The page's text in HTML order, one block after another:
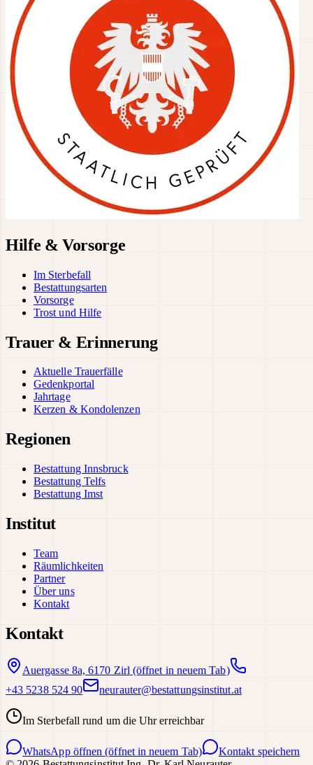
Hilfe & Vorsorge
Im Sterbefall
Bestattungsarten
Vorsorge
Trost und Hilfe
Trauer & Erinnerung
Aktuelle Trauerfälle
Gedenkportal
Jahrtage
Kerzen & Kondolenzen
Regionen
Bestattung Innsbruck
Bestattung Telfs
Bestattung Imst
Institut
Team
Räumlichkeiten
Partner
Über uns
Kontakt
Kontakt
Auergasse 8a, 6170 Zirl (öffnet in neuem Tab)
+43 5238 524 90
neurauter@bestattungsinstitut.at
Im Sterbefall rund um die Uhr erreichbar
WhatsApp öffnen (öffnet in neuem Tab)
Kontakt speichern